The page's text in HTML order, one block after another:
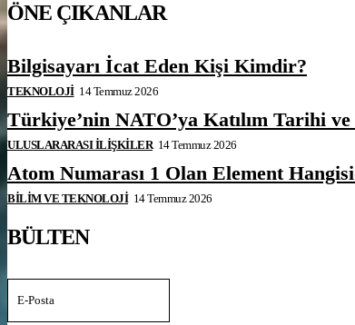
ÖNE ÇIKANLAR
Bilgisayarı İcat Eden Kişi Kimdir?
TEKNOLOJI 14 Temmuz 2026
Türkiye’nin NATO’ya Katılım Tarihi
ULUSLARARASI İLIŞKILER 14 Temmuz 2026
Atom Numarası 1 Olan Element
BILIM VE TEKNOLOJI 14 Temmuz 2026
BÜLTEN